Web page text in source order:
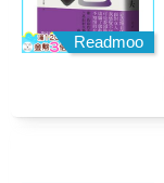
Readmoo